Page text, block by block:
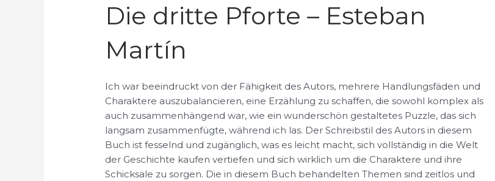
Die dritte Pforte – Esteban
Martín
Ich war beeindruckt von der Fähigkeit des Autors, mehrere Handlungsfäden und
Charaktere auszubalancieren, eine Erzählung zu schaffen, die sowohl komplex als
auch zusammenhängend war, wie ein wunderschön gestaltetes Puzzle, das sich
langsam zusammenfügte, während ich las. Der Schreibstil des Autors in diesem
Buch ist fesselnd und zugänglich, was es leicht macht, sich vollständig in die Welt
der Geschichte kaufen vertiefen und sich wirklich um die Charaktere und ihre
Schicksale zu sorgen. Die in diesem Buch behandelten Themen sind zeitlos und